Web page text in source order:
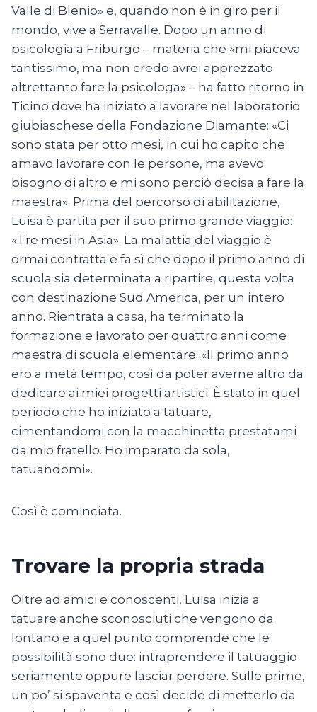
Valle di Blenio» e, quando non è in giro per il
mondo, vive a Serravalle. Dopo un anno di
psicologia a Friburgo – materia che «mi piaceva
tantissimo, ma non credo avrei apprezzato
altrettanto fare la psicologa» – ha fatto ritorno in
Ticino dove ha iniziato a lavorare nel laboratorio
giubiaschese della Fondazione Diamante: «Ci
sono stata per otto mesi, in cui ho capito che
amavo lavorare con le persone, ma avevo
bisogno di altro e mi sono perciò decisa a fare la
maestra». Prima del percorso di abilitazione,
Luisa è partita per il suo primo grande viaggio:
«Tre mesi in Asia». La malattia del viaggio è
ormai contratta e fa sì che dopo il primo anno di
scuola sia determinata a ripartire, questa volta
con destinazione Sud America, per un intero
anno. Rientrata a casa, ha terminato la
formazione e lavorato per quattro anni come
maestra di scuola elementare: «Il primo anno
ero a metà tempo, così da poter averne altro da
dedicare ai miei progetti artistici. È stato in quel
periodo che ho iniziato a tatuare,
cimentandomi con la macchinetta prestatami
da mio fratello. Ho imparato da sola,
tatuandomi».
Così è cominciata.
Trovare la propria strada
Oltre ad amici e conoscenti, Luisa inizia a
tatuare anche sconosciuti che vengono da
lontano e a quel punto comprende che le
possibilità sono due: intraprendere il tatuaggio
seriamente oppure lasciar perdere. Sulle prime,
un po’ si spaventa e così decide di metterlo da